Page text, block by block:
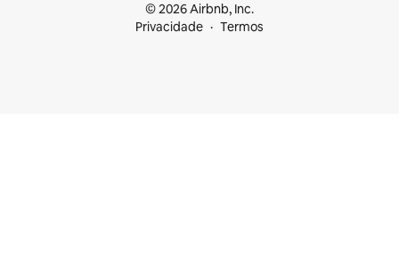
© 2026 Airbnb, Inc.
Privacidade
Termos